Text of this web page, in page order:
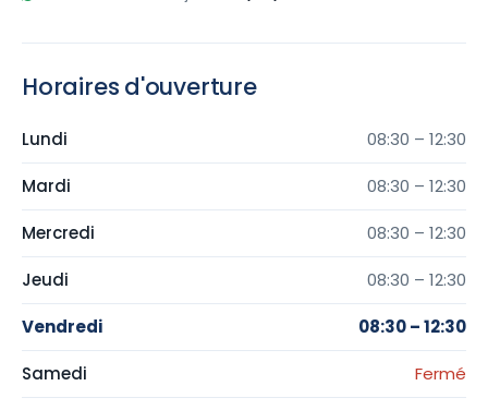
Horaires d'ouverture
Lundi 08:30 – 12:30
Mardi 08:30 – 12:30
Mercredi 08:30 – 12:30
Jeudi 08:30 – 12:30
Vendredi 08:30 – 12:30
Samedi Fermé